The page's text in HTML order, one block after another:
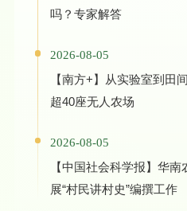
吗？专家解答
2026-08-05
【南方+】从实验室到田
超40座无人农场
2026-08-05
【中国社会科学报】华
展“村民讲村史”编撰工作